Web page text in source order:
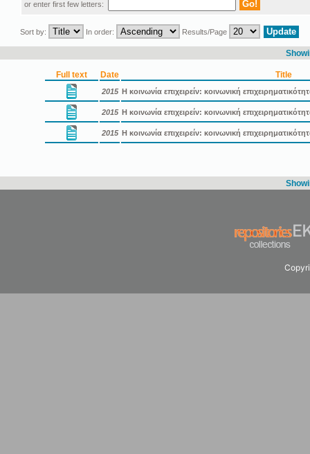
or enter first few letters:
Sort by: In order: Results/Page
Full text Date Title
2015 Η κοινωνία επιχειρείν: κοινωνική
2015 Η κοινωνία επιχειρείν: κοινωνική
2015 Η κοινωνία επιχειρείν: κοινωνική